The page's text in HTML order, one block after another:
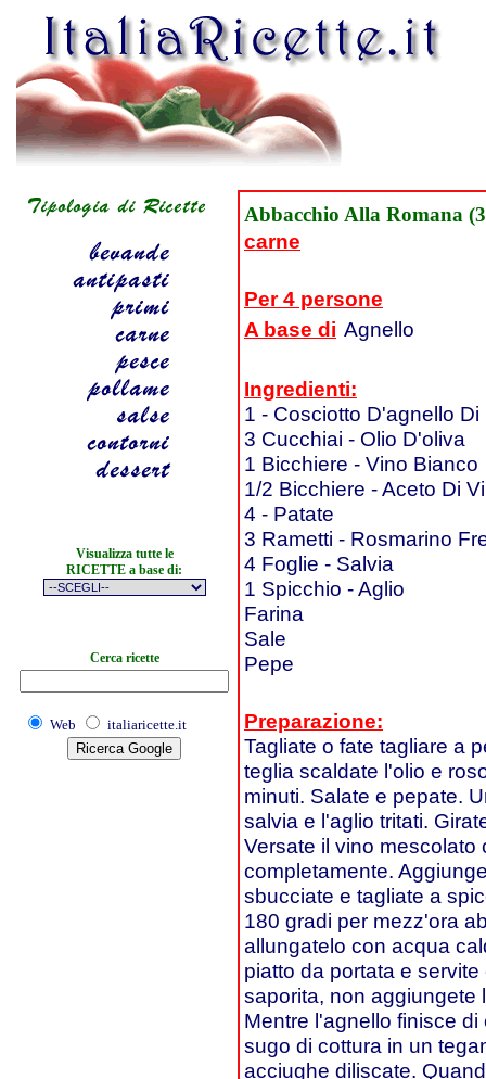
Visualizza tutte le
RICETTE a base di:
Cerca ricette
Web italiaricette.it
Abbacchio Alla Romana
carne
Per 4 persone
A base di Agnello
Ingredienti:
1 - Cosciotto D'agnello Di
3 Cucchiai - Olio D'oliva
1 Bicchiere - Vino Bianco
1/2 Bicchiere - Aceto Di
4 - Patate
3 Rametti - Rosmarino
4 Foglie - Salvia
1 Spicchio - Aglio
Farina
Sale
Pepe
Preparazione:
Tagliate o fate tagliare a
teglia scaldate l'olio e
minuti. Salate e pepate.
salvia e l'aglio tritati.
Versate il vino
completamente.
sbucciate e tagliate a
180 gradi per mezz'ora
allungatelo con acqua
piatto da portata e
saporita, non aggiungete
Mentre l'agnello finisce
sugo di cottura in un
acciughe diliscate.